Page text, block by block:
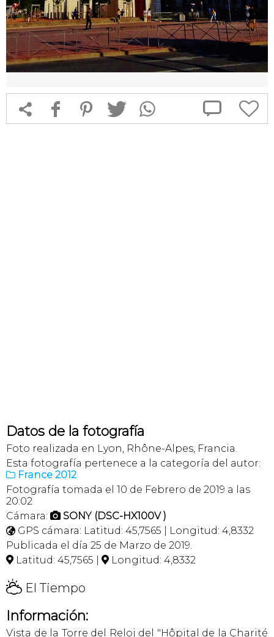
 f 1 T  
Datos de la fotografía
Foto realizada en Lyon, Rhône-Alpes, Francia.
Esta fotografía pertenece a la categoría del autor:
 France 2012
Fotografía tomada el 10 de Febrero de 2019 a las
20:02
Cámara:  SONY (DSC-HX100V )
 GPS cámara: Latitud: 45,7565 | Longitud: 4,8332
Publicada el día 25 de Marzo de 2019.
 Latitud: 45,7565 |  Longitud: 4,8332
H El Tiempo
Información:
Vista de la Torre del Reloj del "Hôpital de la Charité